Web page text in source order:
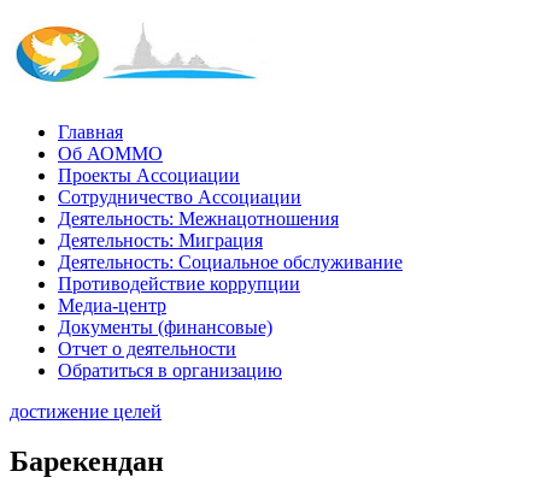
Главная
Об АОММО
Проекты Ассоциации
Сотрудничество Ассоциации
Деятельность: Межнацотношения
Деятельность: Миграция
Деятельность: Социальное обслуживание
Противодействие коррупции
Медиа-центр
Документы (финансовые)
Отчет о деятельности
Обратиться в организацию
достижение целей
Барекендан